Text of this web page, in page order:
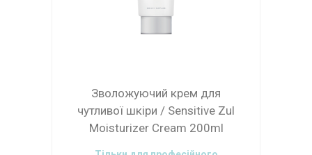
Зволожуючий крем для
чутливої ​​шкіри / Sensitive Zul
Moisturizer Cream 200ml